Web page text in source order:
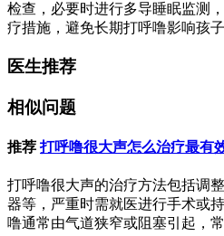
检查，必要时进行多导睡眠监测
疗措施，避免长期打呼噜影响孩
医生推荐
相似问题
推荐 打呼噜很大声怎么治疗最有
打呼噜很大声的治疗方法包括调
器等，严重时需就医进行手术或
噜通常由气道狭窄或阻塞引起，